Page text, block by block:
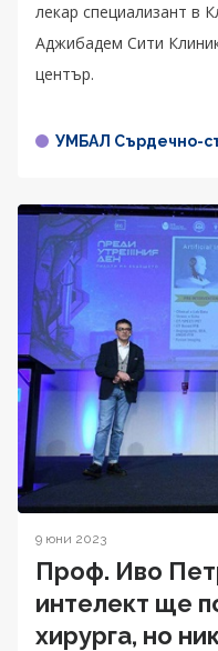
лекар специализант в
Аджибадем Сити
център.
УМБАЛ Сърдечно-
9 юни 2023
Проф. Иво
интелект ще
хирурга, но